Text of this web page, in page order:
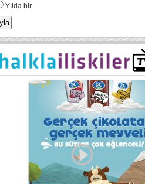
Yılda bir